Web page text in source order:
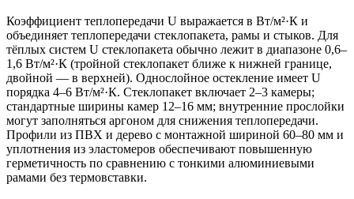
Коэффициент теплопередачи U выражается в Вт/м²·К и
объединяет теплопередачи стеклопакета, рамы и стыков. Для
тёплых систем U стеклопакета обычно лежит в диапазоне 0,6–
1,6 Вт/м²·К (тройной стеклопакет ближе к нижней границе,
двойной — в верхней). Однослойное остекление имеет U
порядка 4–6 Вт/м²·К. Стеклопакет включает 2–3 камеры;
стандартные ширины камер 12–16 мм; внутренние прослойки
могут заполняться аргоном для снижения теплопередачи.
Профили из ПВХ и дерево с монтажной шириной 60–80 мм и
уплотнения из эластомеров обеспечивают повышенную
герметичность по сравнению с тонкими алюминиевыми
рамами без термовставки.